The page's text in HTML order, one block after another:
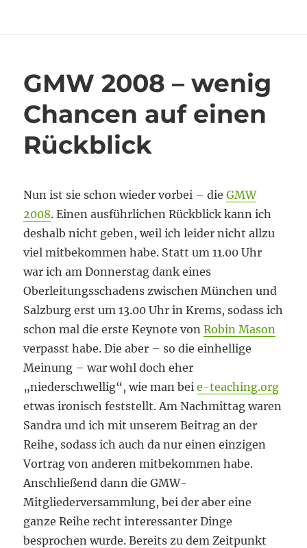
GMW 2008 – wenig
Chancen auf einen
Rückblick
Nun ist sie schon wieder vorbei – dieGMW
2008. Einen ausführlichen Rückblick kann ich
deshalb nicht geben, weil ich leider nicht allzu
viel mitbekommen habe. Statt um 11.00 Uhr
war ich am Donnerstag dank eines
Oberleitungsschadens zwischen München und
Salzburg erst um 13.00 Uhr in Krems, sodass ich
schon mal die erste Keynote vonRobin Mason
verpasst habe. Die aber – so die einhellige
Meinung – war wohl doch eher
„niederschwellig“, wie man beie-teaching.org
etwas ironisch feststellt. Am Nachmittag waren
Sandra und ich mit unserem Beitrag an der
Reihe, sodass ich auch da nur einen einzigen
Vortrag von anderen mitbekommen habe.
Anschließend dann die GMW-
Mitgliederversammlung, bei der aber eine
ganze Reihe recht interessanter Dinge
besprochen wurde. Bereits zu dem Zeitpunkt